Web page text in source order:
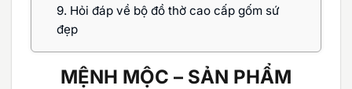
9. Hỏi đáp về bộ đồ thờ cao cấp gốm sứ
đẹp
MỆNH MỘC – SẢN PHẨM